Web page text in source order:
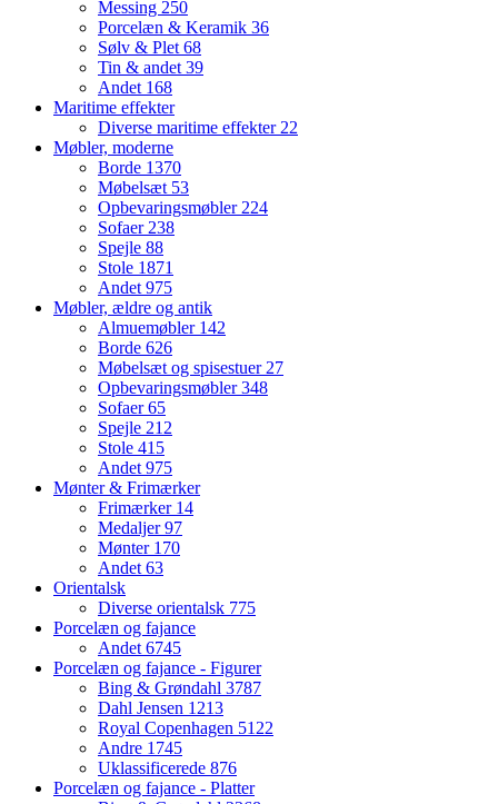
Messing 250
Porcelæn & Keramik 36
Sølv & Plet 68
Tin & andet 39
Andet 168
Maritime effekter
Diverse maritime effekter 22
Møbler, moderne
Borde 1370
Møbelsæt 53
Opbevaringsmøbler 224
Sofaer 238
Spejle 88
Stole 1871
Andet 975
Møbler, ældre og antik
Almuemøbler 142
Borde 626
Møbelsæt og spisestuer 27
Opbevaringsmøbler348
Sofaer65
Spejle 212
Stole 415
Andet 975
Mønter & Frimærker
Frimærker 14
Medaljer97
Mønter 170
Andet 63
Orientalsk
Diverse orientalsk 775
Porcelæn og fajance
Andet 6745
Porcelæn og fajance - Figurer
Bing & Grøndahl 3787
Dahl Jensen 1213
Royal Copenhagen 5122
Andre 1745
Uklassificerede 876
Porcelæn og fajance - Platter